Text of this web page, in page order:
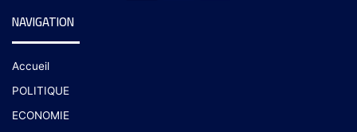
NAVIGATION
Accueil
POLITIQUE
ECONOMIE